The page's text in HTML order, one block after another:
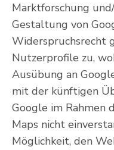
Marktforschung
Gestaltung von
Widerspruchsrecht
Nutzerprofile zu,
Ausübung an
mit der künftigen
Google im Rahmen
Maps nicht
Möglichkeit, den